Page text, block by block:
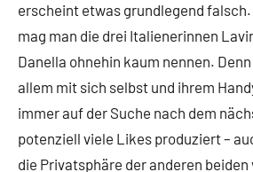
erscheint etwas grundlegend
mag man die drei Italienerinnen
Danella ohnehin kaum nennen.
allem mit sich selbst und ihrem
immer auf der Suche nach dem
potenziell viele Likes produziert –
die Privatsphäre der anderen